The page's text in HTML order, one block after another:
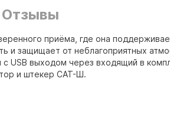
приёма, где она
и защищает от неблагоприятных
USB выходом через входящий в
и штекер САТ-Ш.
Отзывы